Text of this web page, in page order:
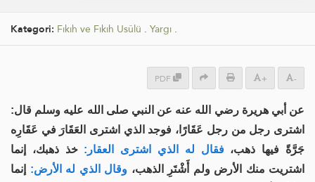
Kategori: Fıkıh ve Fıkıh Usûlü . Yargı .
PDF + -
عن أبي هريرة رضي الله عنه عن النبي صلى الله عليه وسلم قال:
اشترى رجل من رجل عَقَارًا، فوجد الذي اشترى العَقَارَ في عَقَارِه
جَرَّةً فيها ذهب، فقال له الذي اشترى العقار: خذ ذهبك، إنما
اشتريت منك الأرض ولم أَشْتَرِ الذهب، وقال الذي له الأرض: إنما